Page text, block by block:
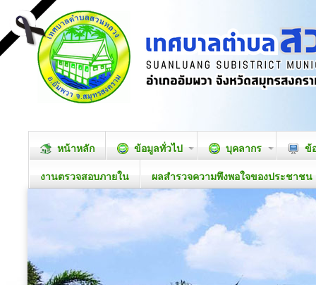
หน้าหลัก ข้อมูลทั่วไป บุคลากร ข้
งานตรวจสอบภายใน ผลสำรวจความพึงพอใจของประชาชน